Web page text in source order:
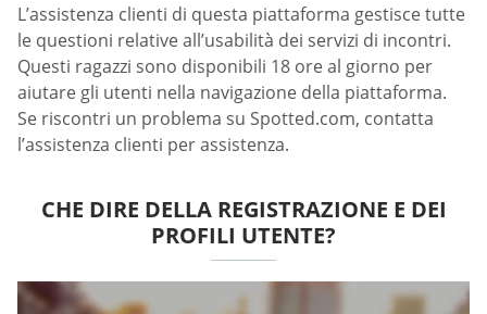
L’assistenza clienti di questa piattaforma gestisce tutte
le questioni relative all’usabilità dei servizi di incontri.
Questi ragazzi sono disponibili 18 ore al giorno per
aiutare gli utenti nella navigazione della piattaforma.
Se riscontri un problema su Spotted.com, contatta
l’assistenza clienti per assistenza.
CHE DIRE DELLA REGISTRAZIONE E DEI
PROFILI UTENTE?